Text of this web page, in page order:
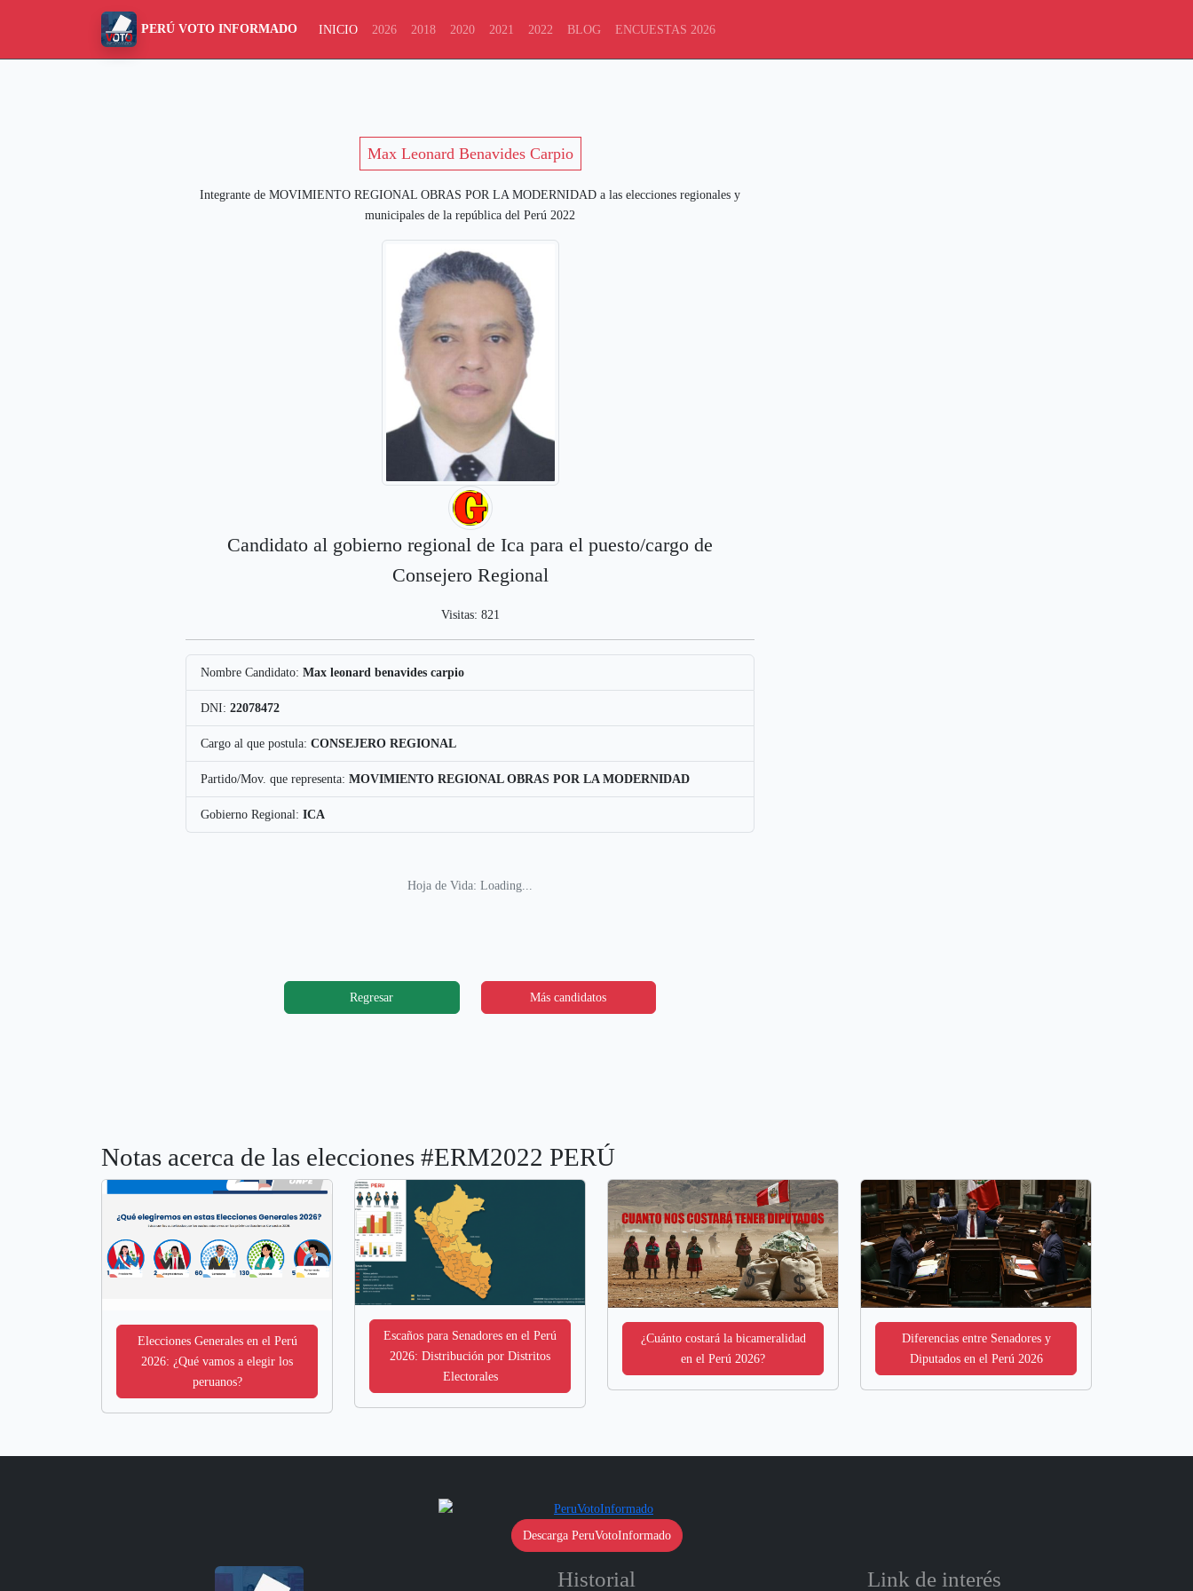
PERÚ VOTO INFORMADO INICIO 2026 2018 2020 2021 2022 BLOG ENCUESTAS 2026
Max Leonard Benavides Carpio
Integrante de MOVIMIENTO REGIONAL OBRAS POR LA MODERNIDAD a las elecciones regionales y
municipales de la república del Perú 2022
Candidato al gobierno regional de Ica para el puesto/cargo de
Consejero Regional
Visitas: 821
Nombre Candidato: Max leonard benavides carpio
DNI: 22078472
Cargo al que postula: CONSEJERO REGIONAL
Partido/Mov. que representa: MOVIMIENTO REGIONAL OBRAS POR LA MODERNIDAD
Gobierno Regional: ICA
Hoja de Vida: Loading...
Regresar Más candidatos
Notas acerca de las elecciones #ERM2022 PERÚ
Elecciones Generales en el Perú
2026: ¿Qué vamos a elegir los
peruanos?
Escaños para Senadores en el Perú
2026: Distribución por Distritos
Electorales
¿Cuánto costará la bicameralidad
en el Perú 2026?
Diferencias entre Senadores y
Diputados en el Perú 2026
Descarga PeruVotoInformado
Historial Link de interés